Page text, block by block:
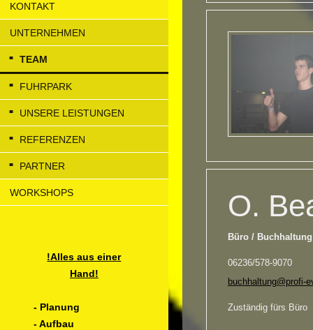
KONTAKT
UNTERNEHMEN
TEAM
FUHRPARK
UNSERE LEISTUNGEN
REFERENZEN
PARTNER
WORKSHOPS
!Alles aus einer
Hand!
- Planung
- Aufbau
O.
Büro / Buchhaltung
06236/578-9070
buchhaltung@profi-
Zuständig fürs Büro